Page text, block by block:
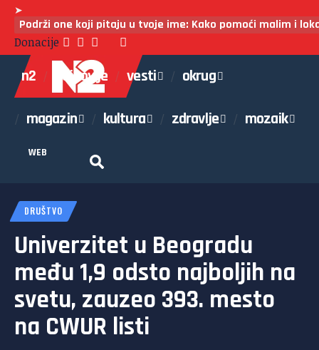
➤
Podrži one koji pitaju u tvoje ime: Kako pomoći malim i
Donacije
n2 najnovije vesti okrug
magazin kultura zdravlje mozaik
WEB
DRUŠTVO
Univerzitet u Beogradu
među 1,9 odsto najboljih na
svetu, zauzeo 393. mesto
na CWUR listi